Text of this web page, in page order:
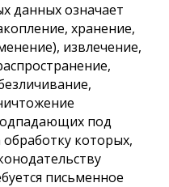
данных означает
хранение,
извлечение,
под
которых,
письменное